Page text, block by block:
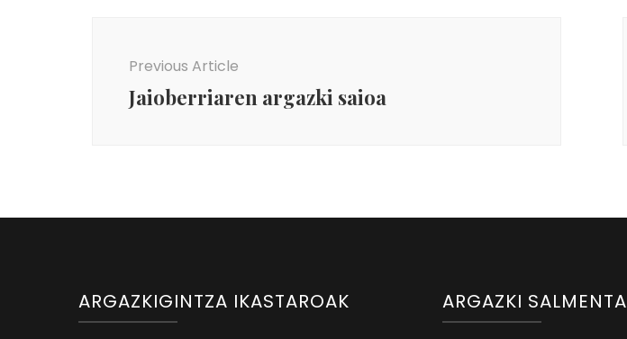
Previous Article
Jaioberriaren argazki saioa
ARGAZKIGINTZA IKASTAROAK ARGAZKI SALMENTA